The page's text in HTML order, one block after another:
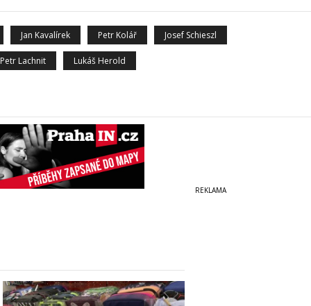
Jan Kavalírek Petr Kolář Josef Schieszl
Petr Lachnit Lukáš Herold